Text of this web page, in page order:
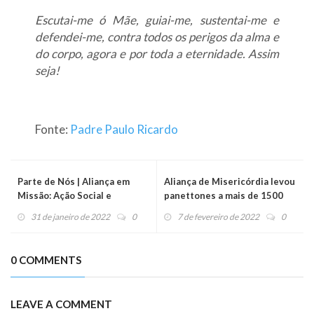
Escutai-me ó Mãe, guiai-me, sustentai-me e
defendei-me, contra todos os perigos da alma e
do corpo, agora e por toda a eternidade. Assim
seja!
Fonte: Padre Paulo Ricardo
Parte de Nós | Aliança em
Missão: Ação Social e
31 de janeiro de 2022 0
Aliança de Misericórdia levou
panettones a mais de 1500
domingo
7 de fevereiro de 2022 0
0 COMMENTS
LEAVE A COMMENT